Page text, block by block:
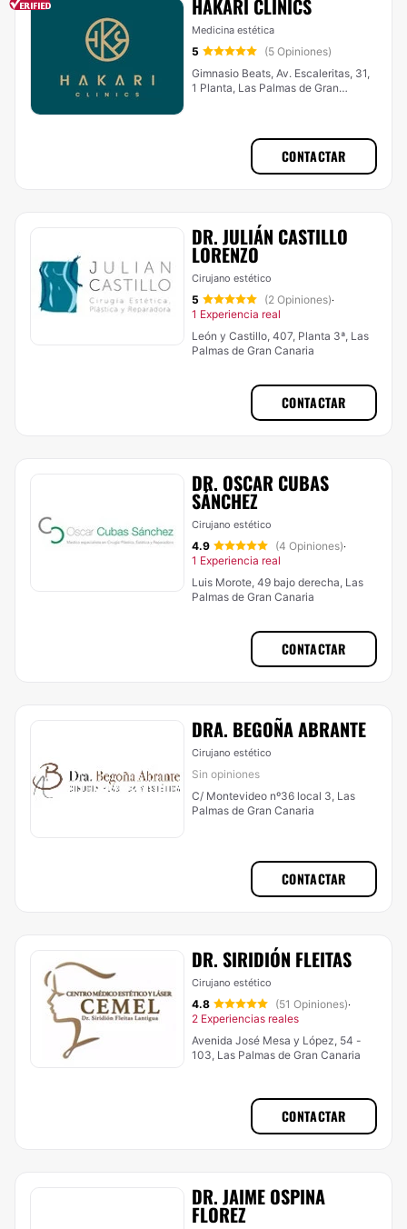
HAKARI CLINICS
Medicina estética
5
(5 Opiniones)
Gimnasio Beats, Av. Escaleritas, 31,
1 Planta, Las Palmas de Gran
CONTACTAR
DR. JULIÁN CASTILLO
LORENZO
Cirujano estético
5 (2 Opiniones)·
1 Experiencia real
León y Castillo, 407, Planta 3ª, Las
Palmas de Gran Canaria
CONTACTAR
DR. OSCAR CUBAS
SÁNCHEZ
Cirujano estético
4.9 (4 Opiniones)·
1 Experiencia real
Luis Morote, 49 bajo derecha, Las
Palmas de Gran Canaria
CONTACTAR
DRA. BEGOÑA ABRANTE
Cirujano estético
Sin opiniones
C/ Montevideo nº36 local 3, Las
Palmas de Gran Canaria
CONTACTAR
DR. SIRIDIÓN FLEITAS
Cirujano estético
4.8 (51 Opiniones)·
2 Experiencias reales
Avenida José Mesa y López, 54 -
103, Las Palmas de Gran Canaria
CONTACTAR
DR. JAIME OSPINA
FLOREZ